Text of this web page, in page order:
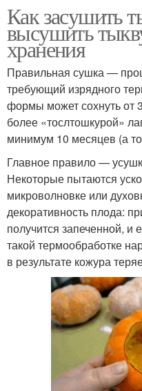
Как засушить
высушить
хранения
Правильная сушка —
требующий изрядного
формы может сохнуть от
более «тослтошкурой»
минимум 10 месяцев (а
Главное правило —
Некоторые пытаются
микроволновке или
декоративность плода:
получится запеченной, и
такой термообработке
в результате кожура